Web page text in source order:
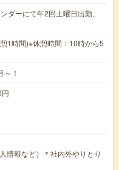
ーにて年2回土曜日出勤、
1時間)※休憩時間：10時から5
！
情報など）＊社内外やりとり